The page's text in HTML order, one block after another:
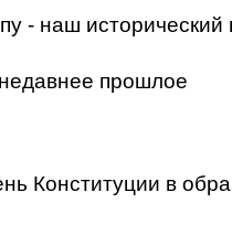
- наш
прошлое
Конституции в